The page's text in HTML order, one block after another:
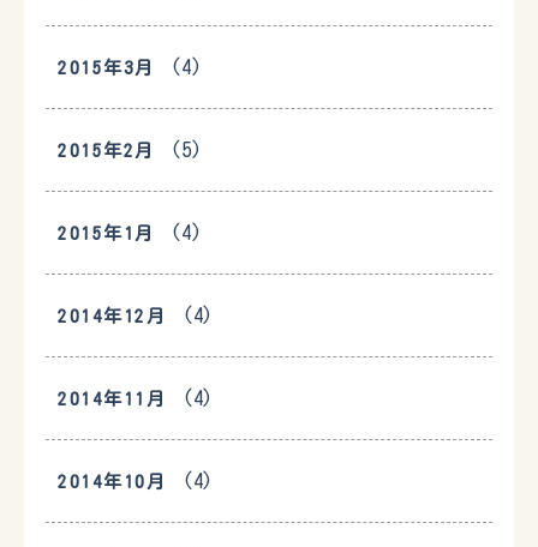
2015年3月 (4)
2015年2月 (5)
2015年1月 (4)
2014年12月 (4)
2014年11月 (4)
2014年10月 (4)